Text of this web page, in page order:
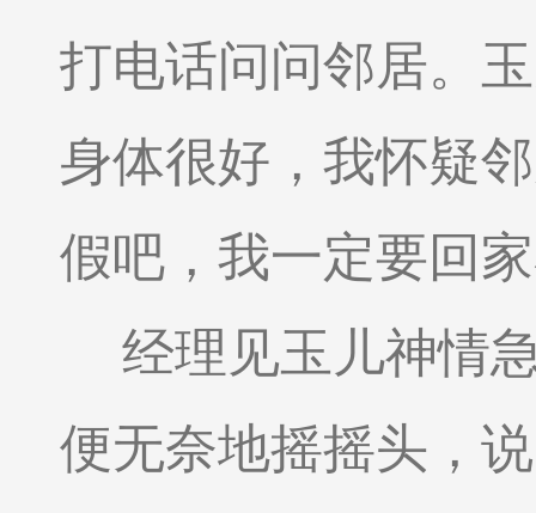
打电话问问邻居。
身体很好，我怀疑
假吧，我一定要回
经理见玉儿神情
便无奈地摇摇头，